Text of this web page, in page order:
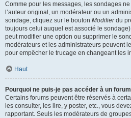
Comme pour les messages, les sondages
l’auteur original, un modérateur ou un
sondage, cliquez sur le bouton Modifierdu
toujours celui auquel est associé le
peut modifier une option ou supprimer le
modérateurs et les administrateurs peuvent
pour empêcher le trucage en changeant les
Haut
Pourquoi ne puis-je pas accéder à un
Certains forums peuvent être réservés à
les consulter, les lire, y poster, etc., vous
rapportant. Seuls les modérateurs de